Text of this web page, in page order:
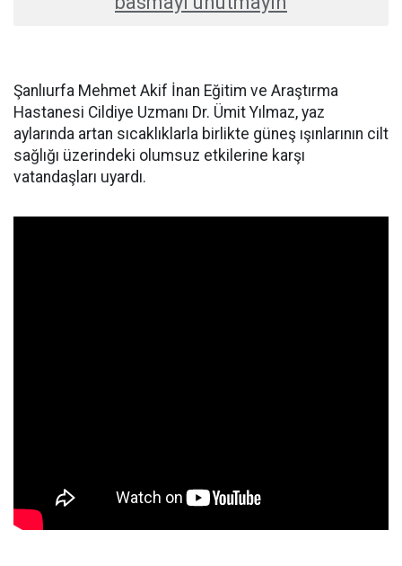
Şanlıurfa Mehmet Akif İnan Eğitim ve Araştırma
Hastanesi Cildiye Uzmanı Dr. Ümit Yılmaz, yaz
aylarında artan sıcaklıklarla birlikte güneş ışınlarının cilt
sağlığı üzerindeki olumsuz etkilerine karşı
vatandaşları uyardı.